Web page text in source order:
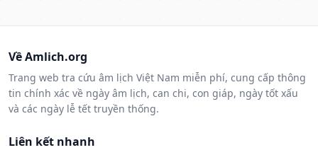
Về Amlich.org
Trang web tra cứu âm lịch Việt Nam miễn phí, cung cấp thông
tin chính xác về ngày âm lịch, can chi, con giáp, ngày tốt xấu
và các ngày lễ tết truyền thống.
Liên kết nhanh